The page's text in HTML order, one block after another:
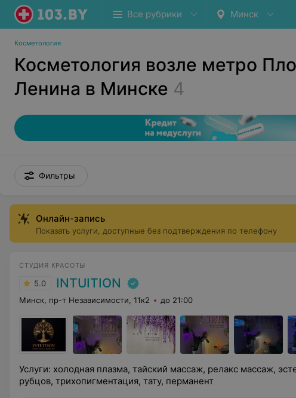
Все рубрики Минск
Косметология
Косметология возле метро
Ленина в Минске 4
Фильтры
Онлайн-запись
Показать услуги, доступные без подтверждения по телефону
СТУДИЯ КРАСОТЫ
5.0 INTUITION
Минск, пр-т Независимости, 11к2 до 21:00
Услуги: холодная плазма, тайский массаж, релакс массаж,
рубцов, трихопигментация, тату, перманент